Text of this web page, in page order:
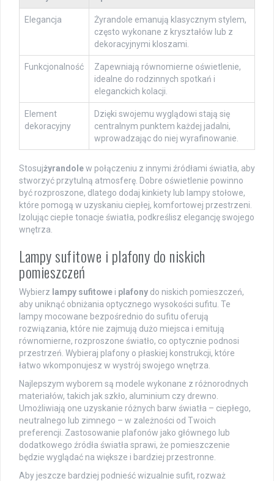
Elegancja
Żyrandole emanują klasycznym stylem,
często wykonane z kryształów lub z
dekoracyjnymi kloszami.
Funkcjonalność
Zapewniają równomierne oświetlenie,
idealne do rodzinnych spotkań i
eleganckich kolacji.
Element
dekoracyjny
Dzięki swojemu wyglądowi stają się
centralnym punktem każdej jadalni,
wprowadzając do niej wyrafinowanie.
Stosujżyrandolew połączeniu z innymi źródłami światła, aby
stworzyć przytulną atmosferę. Dobre oświetlenie powinno
być rozproszone, dlatego dodaj kinkiety lub lampy stołowe,
które pomogą w uzyskaniu ciepłej, komfortowej przestrzeni.
Izolując ciepłe tonacje światła, podkreślisz elegancję swojego
wnętrza.
Lampy sufitowe i plafony do niskich
pomieszczeń
Wybierz lampy sufitowe i plafony do niskich pomieszczeń,
aby uniknąć obniżania optycznego wysokości sufitu. Te
lampy mocowane bezpośrednio do sufitu oferują
rozwiązania, które nie zajmują dużo miejsca i emitują
równomierne, rozproszone światło, co optycznie podnosi
przestrzeń. Wybieraj plafony o płaskiej konstrukcji, które
łatwo wkomponujesz w wystrój swojego wnętrza.
Najlepszym wyborem są modele wykonane z różnorodnych
materiałów, takich jak szkło, aluminium czy drewno.
Umożliwiają one uzyskanie różnych barw światła – ciepłego,
neutralnego lub zimnego – w zależności od Twoich
preferencji. Zastosowanie plafonów jako głównego lub
dodatkowego źródła światła sprawi, że pomieszczenie
będzie wyglądać na większe i bardziej przestronne.
Aby jeszcze bardziej podnieść wizualnie sufit, rozważ